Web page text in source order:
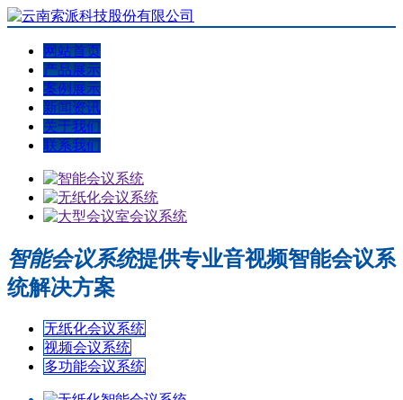
网站首页
产品展示
案例展示
新闻资讯
关于我们
联系我们
智能会议系统提供专业音视频智能会议系
统解决方案
无纸化会议系统
视频会议系统
多功能会议系统